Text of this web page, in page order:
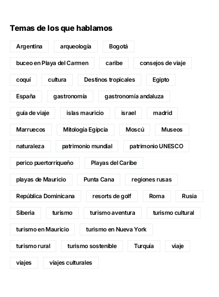
Temas de los que hablamos
Argentina arqueología Bogotá
buceo en Playa del Carmen caribe consejos de viaje
coquí cultura Destinos tropicales Egipto
España gastronomía gastronomía andaluza
guía de viaje islas mauricio israel madrid
Marruecos Mitología Egipcia Moscú Museos
naturaleza patrimonio mundial patrimonio UNESCO
perico puertorriqueño Playas del Caribe
playas de Mauricio Punta Cana regiones rusas
República Dominicana resorts de golf Roma Rusia
Siberia turismo turismo aventura turismo cultural
turismo en Mauricio turismo en Nueva York
turismo rural turismo sostenible Turquía viaje
viajes viajes culturales